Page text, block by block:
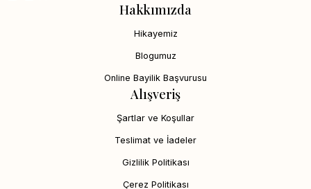
Hakkımızda
Hikayemiz
Blogumuz
Online Bayilik Başvurusu
Alışveriş
Şartlar ve Koşullar
Teslimat ve İadeler
Gizlilik Politikası
Çerez Politikası